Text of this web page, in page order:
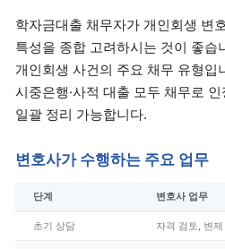
학자금대출 채무자가 개인회생 변
특성을 종합 고려하시는 것이 좋습
개인회생 사건의 주요 채무 유형입
시중은행·사적 대출 모두 채무로
일괄 정리 가능합니다.
변호사가 수행하는 주요 업무
단계 변호사 업무
초기 상담 자격 검토, 변